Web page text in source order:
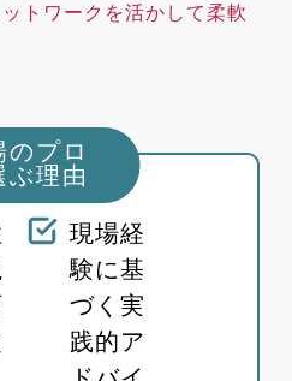
トワークを活かして柔軟
のプロ
ぶ理由
現場経
験に基
づく実
践的ア